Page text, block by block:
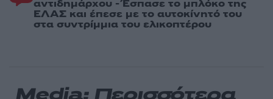
αντιδημάρχου - Έσπασε το μπλόκο της
ΕΛΑΣ και έπεσε με το αυτοκίνητό του
στα συντρίμμια του ελικοπτέρου